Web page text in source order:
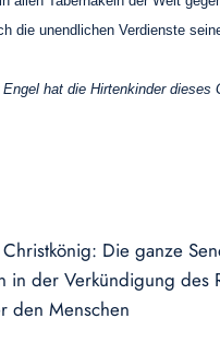
die unendlichen Verdienste
Engel hat die Hirtenkinder dieses
Christkönig: Die ganze
in der Verkündigung des
den Menschen